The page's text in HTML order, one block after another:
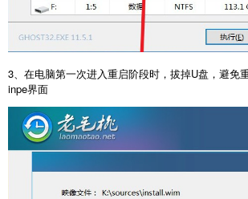
3、在电脑第一次进入重启阶段时，拔掉U盘，避免
inpe界面